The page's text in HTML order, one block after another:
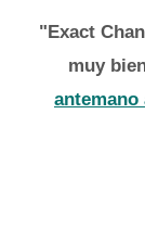
"Exact
muy
antemano